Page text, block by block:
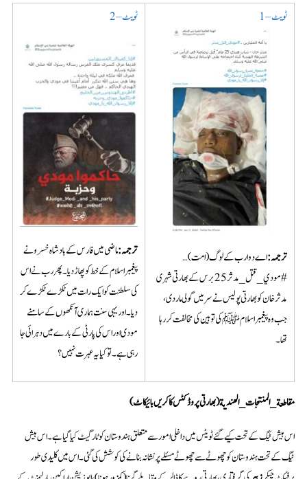
ٹویٹ – 1
ترجمہ:اے دو ارب کے لوگ (امت)…
#مودي_قتل_مدثر 25 برس کے بھارتی شہری
مدثر خان کو بھارتی پولیس نے سر میں گولی مار دی،
جب وہ پیغمبر اسلام ﷺ کی توہین کی مخالفت کر رہا
تھا۔
ٹویٹ – 2
ترجمہ:ماضی میں فارس کے بادشاہ خسرونے
پیغمبر اسلام کے خط کو پھاڑ دیا۔ پھر رب نے اس
کی سلطنت کو ایک رات میں ٹکڑے ٹکڑے کر
دیا۔اور یہی سنت ہماری آنکھوں کے سامنے
مودی اور اس کی پارٹی کے بارے میں دہرائی جا
رہی ہے۔ توکیا یہ عبرت نہیں؟
مقاطعة_المنتجات_الهندية(بھارتی پروڈکٹس کا کریں بائیکاٹ)
اس ہیش ٹیگ کے تحت کیے گئےٹویٹس میں داخلی امور سے متعلق ہندوستان کو ٹارگیٹ کیا گیا ہے۔ اس ہیش
ٹیگ کے تحت ہندوستان کو چھوٹے سے چھوٹے مسئلے پر نشانہ بنانے کی کوشش کی گئی۔ اس میں کلیدی طور